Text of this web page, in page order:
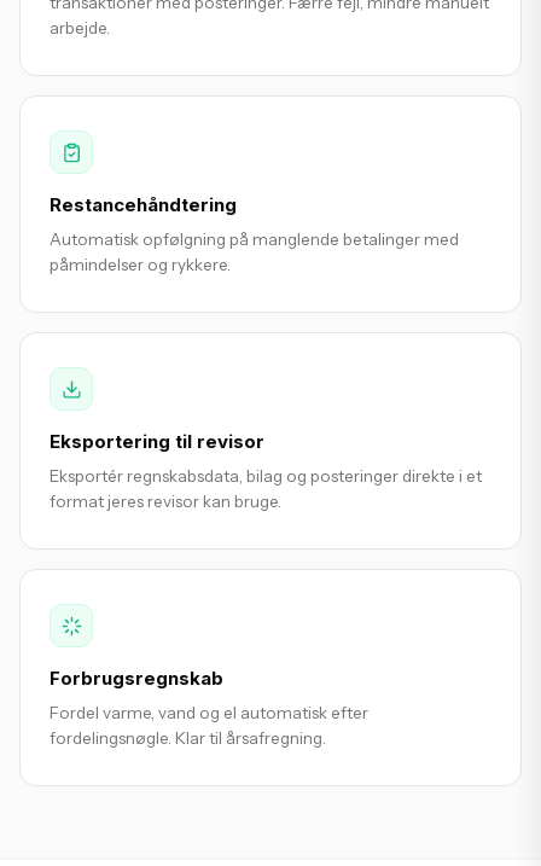
arbejde.
Restancehåndtering
Automatisk opfølgning på manglende betalinger med
påmindelser og rykkere.
Eksportering til revisor
Eksportér regnskabsdata, bilag og posteringer direkte i et
format jeres revisor kan bruge.
Forbrugsregnskab
Fordel varme, vand og el automatisk efter
fordelingsnøgle. Klar til årsafregning.